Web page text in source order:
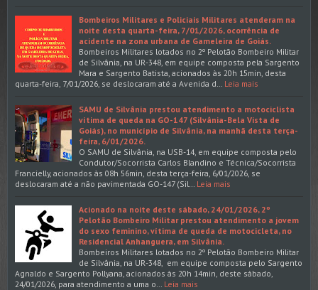
Bombeiros Militares e Policiais Militares atenderam na
noite desta quarta-feira, 7/01/2026, ocorrência de
acidente na zona urbana de Gameleira de Goiás.
Bombeiros Militares lotados no 2º Pelotão Bombeiro Militar
de Silvânia, na UR-348, em equipe composta pela Sargento
Mara e Sargento Batista, acionados às 20h 15min, desta
quarta-feira, 7/01/2026, se deslocaram até a Avenida d…
Leia mais
SAMU de Silvânia prestou atendimento a motociclista
vítima de queda na GO-147 (Silvânia-Bela Vista de
Goiás), no município de Silvânia, na manhã desta terça-
feira, 6/01/2026.
O SAMU de Silvânia, na USB-14, em equipe composta pelo
Condutor/Socorrista Carlos Blandino e Técnica/Socorrista
Francielly, acionados às 08h 56min, desta terça-feira, 6/01/2026, se
deslocaram até a não pavimentada GO-147 (Sil…
Leia mais
Acionado na noite deste sábado, 24/01/2026, 2º
Pelotão Bombeiro Militar prestou atendimento a jovem
do sexo feminino, vítima de queda de motocicleta, no
Residencial Anhanguera, em Silvânia.
Bombeiros Militares lotados no 2º Pelotão Bombeiro Militar
de Silvânia, na UR-348, em equipe composta pelo Sargento
Agnaldo e Sargento Pollyana, acionados às 20h 14min, deste sábado,
24/01/2026, para atendimento a uma o…
Leia mais